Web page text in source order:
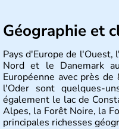
Géographie et
Pays d'Europe de
Nord et le Danemark
Européenne avec près
l'Oder sont quelques-
également le lac de
Alpes, la Forêt Noire, la
principales richesses